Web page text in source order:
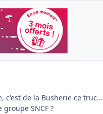
c'est de la Busherie ce truc...
SNCF ?